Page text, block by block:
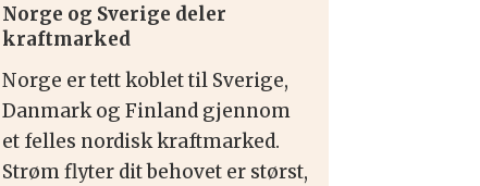
Norge og Sverige deler
kraftmarked
Norge er tett koblet til Sverige,
Danmark og Finland gjennom
et felles nordisk kraftmarked.
Strøm flyter dit behovet er størst,